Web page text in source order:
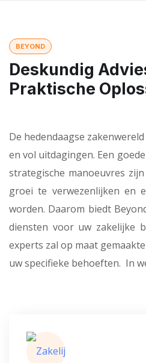
BEYOND
Deskundig
Praktische
De hedendaagse
en vol uitdagingen. Een
strategische manoeuvres
groei te verwezenlijken en
worden. Daarom biedt
diensten voor uw zakelijke
experts zal op maat
uw specifieke behoeften. In